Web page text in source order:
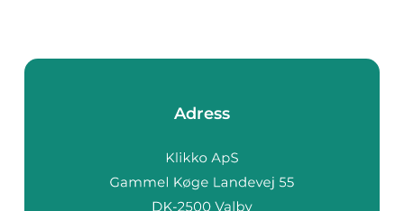
Adress